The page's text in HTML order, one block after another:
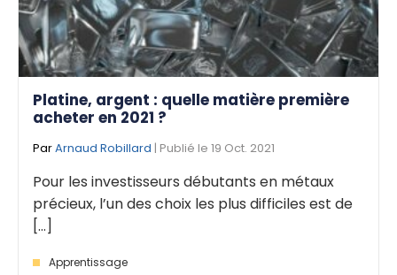
Platine, argent : quelle matière première
acheter en 2021 ?
ParArnaud Robillard | Publié le 19 Oct. 2021
Pour les investisseurs débutants en métaux
précieux, l’un des choix les plus difficiles est de
[...]
Apprentissage